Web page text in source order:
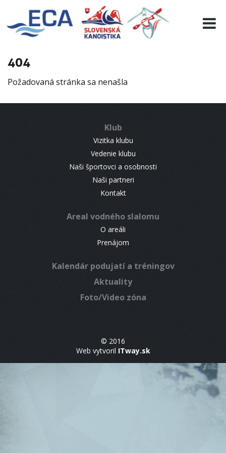
404
Požadovaná stránka sa nenašla
Klub
Vizitka klubu
Vedenie klubu
Naši športovci a osobnosti
Naši partneri
Kontakt
Areal vodného slalomu
O areáli
Prenájom
Kalendár podujatí a tréningov
Aktuality
Foto/Video zóna
© 2016
Web vytvoril ITway.sk
EURO 19
INFO
RESULTS
CONTACT